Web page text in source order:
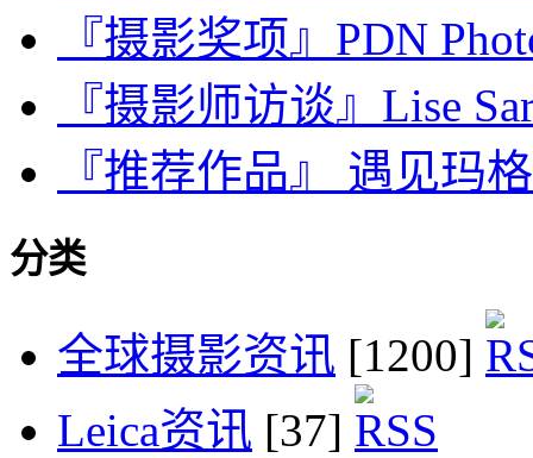
『摄影奖项』PDN
『摄影师访谈』Lise
『推荐作品』 遇见玛
分类
全球摄影资讯 [1200]
Leica资讯 [37]